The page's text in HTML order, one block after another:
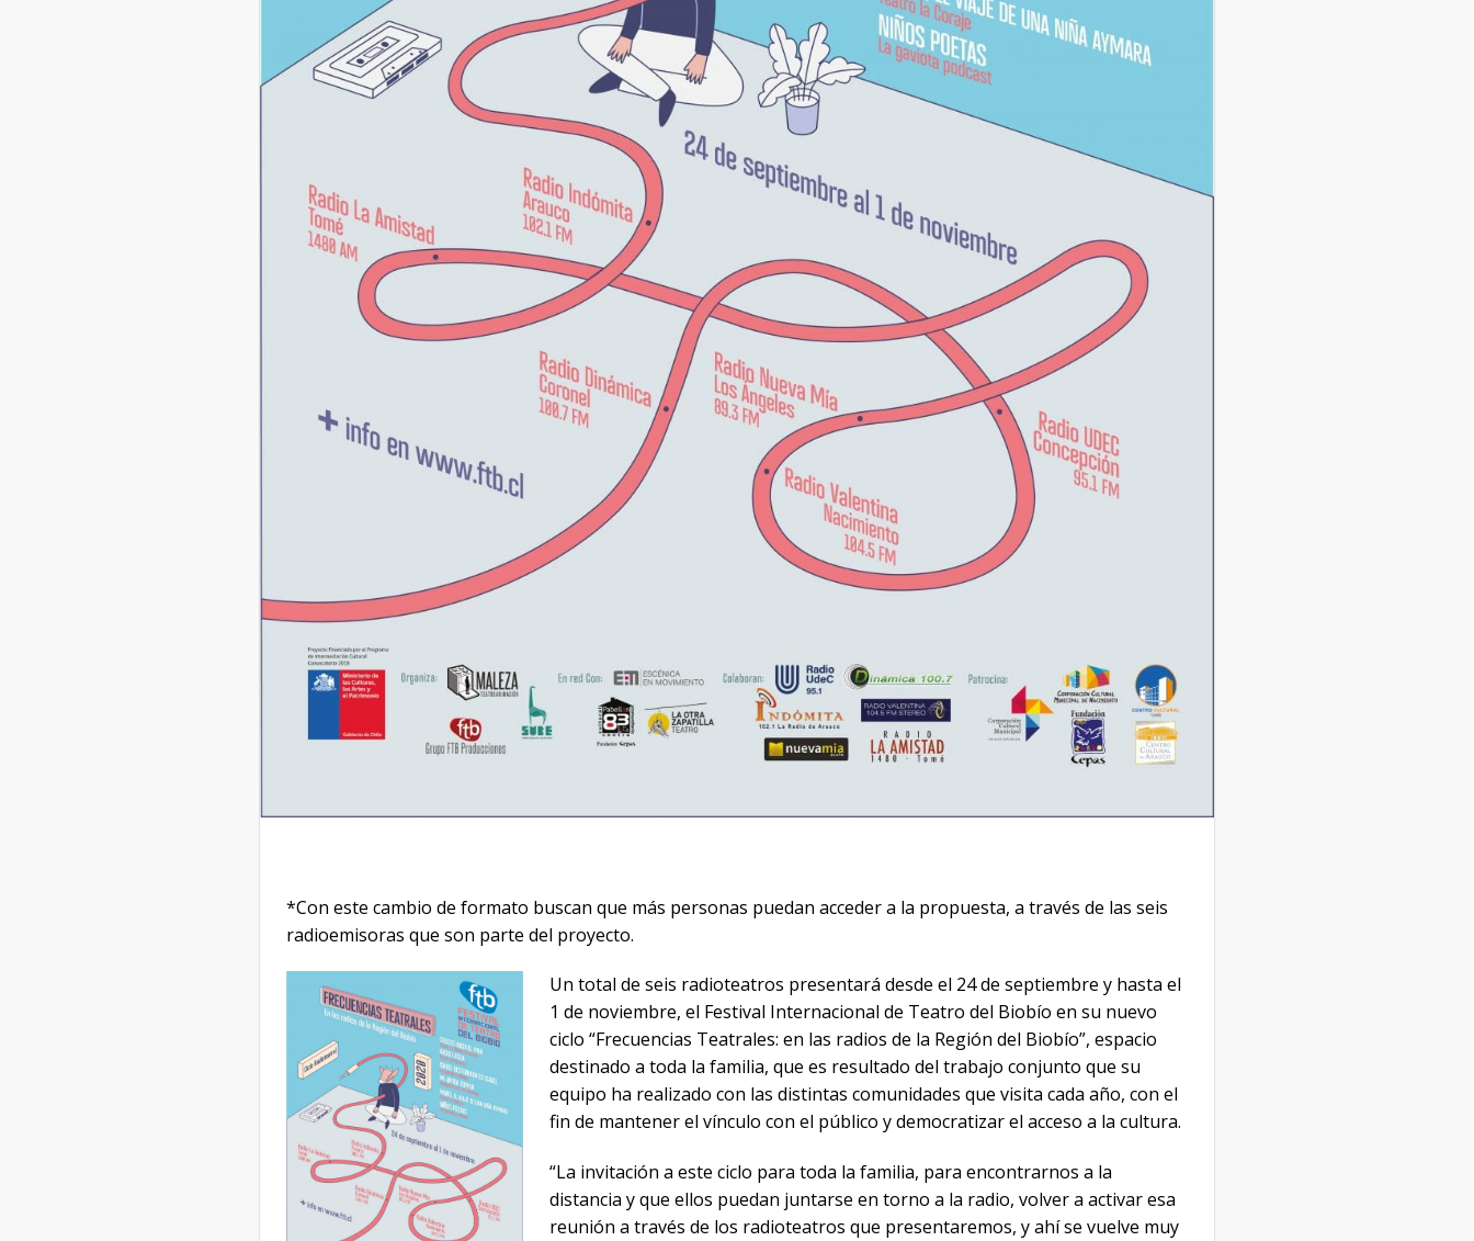
*Con este cambio de formato buscan que más personas puedan acceder a la propuesta, a través de las seis
radioemisoras que son parte del proyecto.
Un total de seis radioteatros presentará desde el 24 de septiembre y hasta el
1 de noviembre, el Festival Internacional de Teatro del Biobío en su nuevo
ciclo “Frecuencias Teatrales: en las radios de la Región del Biobío”, espacio
destinado a toda la familia, que es resultado del trabajo conjunto que su
equipo ha realizado con las distintas comunidades que visita cada año, con el
fin de mantener el vínculo con el público y democratizar el acceso a la cultura.
“La invitación a este ciclo para toda la familia, para encontrarnos a la
distancia y que ellos puedan juntarse en torno a la radio, volver a activar esa
reunión a través de los radioteatros que presentaremos, y ahí se vuelve muy